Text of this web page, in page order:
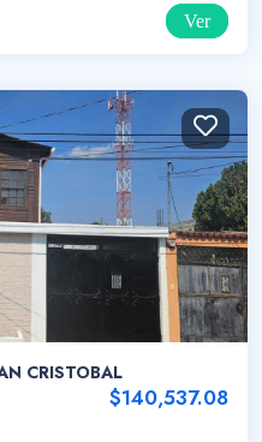
Ver
CRISTOBAL
$140,537.08